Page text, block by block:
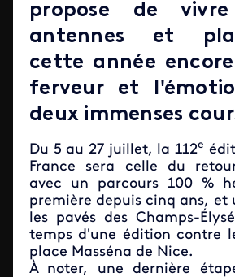
propose de
antennes et
cette année
ferveur et
deux immenses
Du 5 au 27 juillet, la 112e
France sera celle du
avec un parcours 100 %
première depuis cinq ans, et
les pavés des Champs-
temps d'une édition contre
place Masséna de Nice.
À noter, une dernière